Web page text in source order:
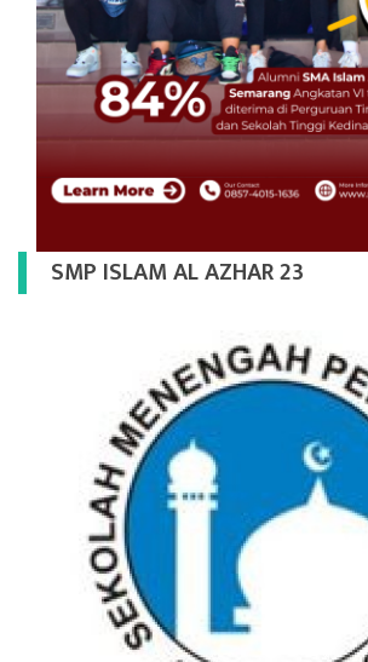
SMP ISLAM AL AZHAR 23